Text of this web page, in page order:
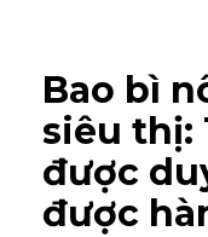
Bao bì
siêu thị:
được
được